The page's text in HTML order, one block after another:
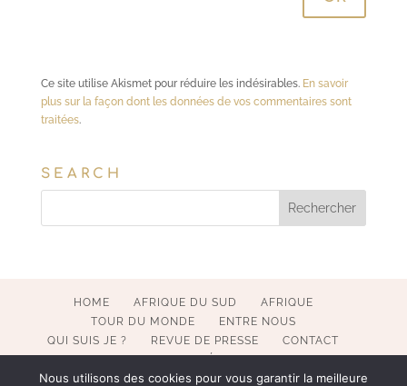
Ce site utilise Akismet pour réduire les indésirables. En savoir
plus sur la façon dont les données de vos commentaires sont
traitées.
SEARCH
HOME AFRIQUE DU SUD
AFRIQUE
TOUR DU MONDE
ENTRE NOUS
QUI SUIS JE ?
REVUE DE PRESSE
CONTACT
Nous utilisons des cookies pour vous garantir la meilleure